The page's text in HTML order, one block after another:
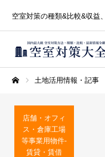
空室対策の種類&比較&収益
土地活用情報・記事
店舗・オフィ
ス・倉庫工場
等事業用物件-
賃貸・賃借